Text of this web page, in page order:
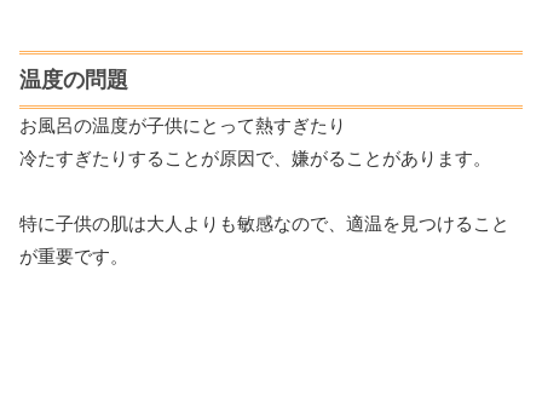
温度の問題
お風呂の温度が子供にとって熱すぎたり
冷たすぎたりすることが原因で、嫌がることがあります。
特に子供の肌は大人よりも敏感なので、適温を見つけること
が重要です。